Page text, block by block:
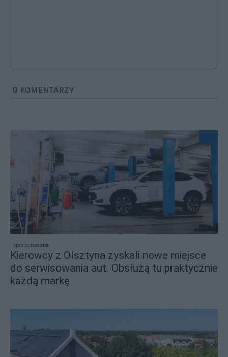
0 KOMENTARZY
sponsorowane
Kierowcy z Olsztyna zyskali nowe miejsce
do serwisowania aut. Obsłużą tu praktycznie
każdą markę